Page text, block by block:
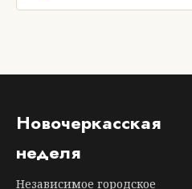
Новочеркасская
неделя
Независимое городское